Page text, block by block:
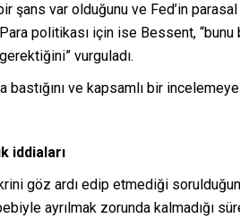
şans var olduğunu ve Fed’in
politikası için ise Bessent, “bunu
vurguladı.
bastığını ve kapsamlı bir
iddiaları
göz ardı edip etmediği
ayrılmak zorunda kalmadığı